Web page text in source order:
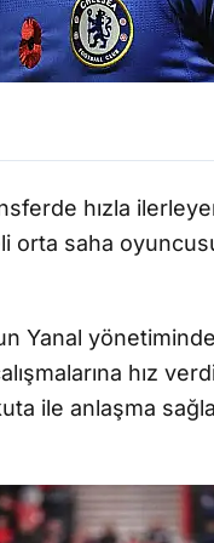
hızla
orta saha
Yanal
hız
ile anlaşma